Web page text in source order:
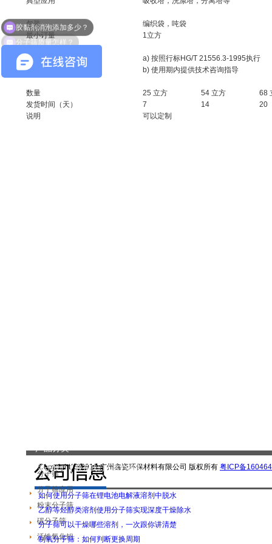
包装
编织袋，吨袋
最小订量
1立方
质保方式
a) 按照行标HG/T 21556.3-1995执行
b) 使用期内提供技术咨询指导
数量 25 立方 54 立方 68
发货时间（天）
7 14 20
说明
可以定制
分子筛
分子筛应用
粉末分子筛
碳分子筛
活性氧化铝
Copyright(C)2016 广州鑫瓷环保材料有限公司 版权所有 粤ICP备
|关于我们 |联系我们 |客户留言 |
如何使用分子筛在锂电池电解液溶剂中脱水
乙醇等烃醇类溶剂使用分子筛实现深度干燥除水
分子筛可以干燥哪些溶剂，一次跟你讲清楚
制氧分子筛：如何判断更换周期
分子筛质量怎样？